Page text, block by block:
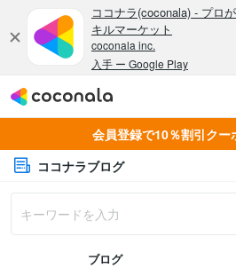
会員登録で10％割引クー
ココナラブログ
ブログ